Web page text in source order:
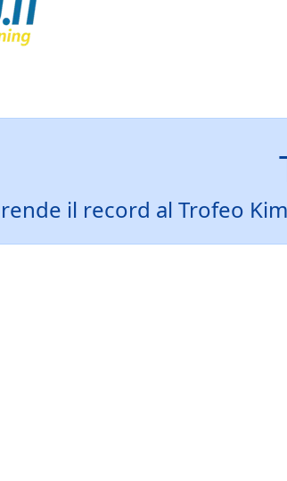
il record al Trofeo